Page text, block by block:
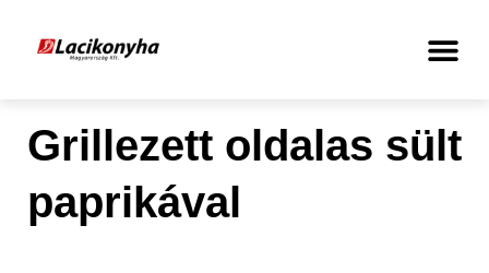
Grillezett oldalas sült
paprikával